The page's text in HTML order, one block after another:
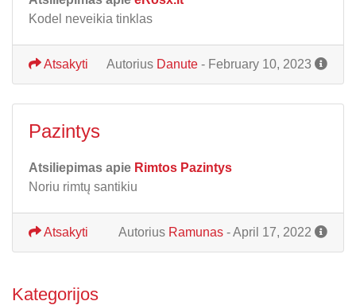
Kategorijos
Kodel neveikia tinklas
Autorius Danute - February 10, 2023
Atsakyti
Pazintys
Atsiliepimas apie Rimtos Pazintys
Noriu rimtų santikiu
Autorius Ramunas - April 17, 2022
Atsakyti